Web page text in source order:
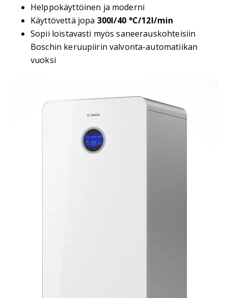
Helppokäyttöinen ja moderni
Käyttövettä jopa 300l/40 °C/12l/min
Sopii loistavasti myös saneerauskohteisiin
Boschin keruupiirin valvonta-automatiikan
vuoksi